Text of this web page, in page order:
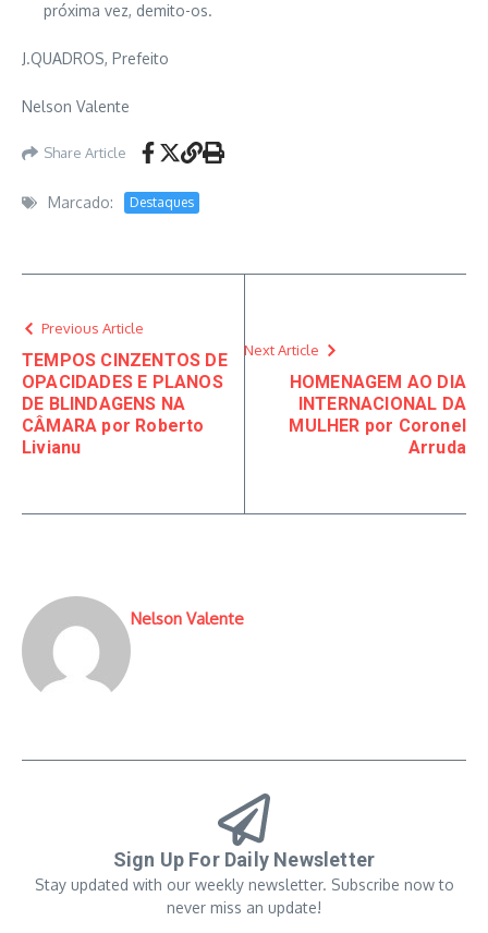
próxima vez, demito-os.
J.QUADROS, Prefeito
Nelson Valente
Share Article
Marcado: Destaques
Previous Article
TEMPOS CINZENTOS DE
OPACIDADES E PLANOS
DE BLINDAGENS NA
CÂMARA por Roberto
Livianu
Next Article
HOMENAGEM AO DIA
INTERNACIONAL DA
MULHER por Coronel
Arruda
Nelson Valente
Sign Up For Daily Newsletter
Stay updated with our weekly newsletter. Subscribe now to
never miss an update!